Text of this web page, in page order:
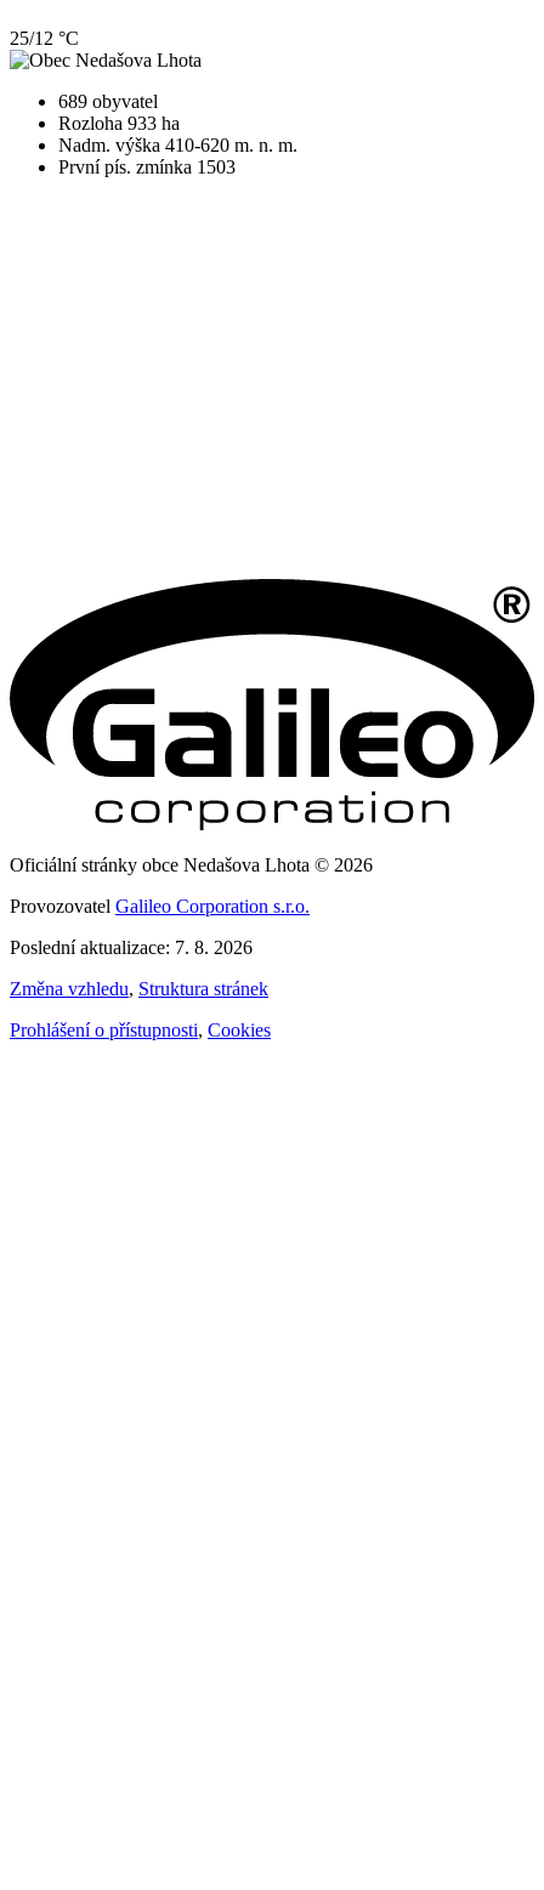
25/12 °C
689 obyvatel
Rozloha 933 ha
Nadm. výška 410-620 m. n. m.
První pís. zmínka 1503
Oficiální stránky obce Nedašova Lhota © 2026
Provozovatel Galileo Corporation s.r.o.
Poslední aktualizace: 7. 8. 2026
Změna vzhledu, Struktura stránek
Prohlášení o přístupnosti, Cookies